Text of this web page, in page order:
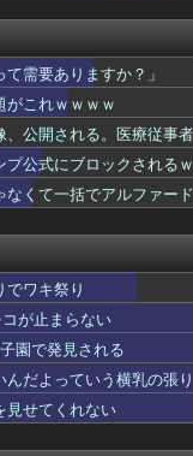
由ｗｗｗｗ
ｗｗwwww
だろう
に同僚から嫌味を言われ
晴らしい！」（海外の
｣｢財政政策､金融政策...
・
の策がバ...
ぎる件ｗｗｗｗ
階で6ぐらい。来た時は...
つける
🥃
需要ありますか？」
がこれｗｗｗｗ
、公開される。医療従事
プ公式にブロックされる
なくて一括でアルファー
でワキ祭り
コが止まらない
園で発見される
だよっていう横乳の張り
見せてくれない